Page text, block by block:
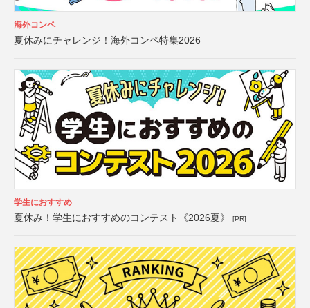
海外コンペ
夏休みにチャレンジ！海外コンペ特集2026
学生におすすめ
夏休み！学生におすすめのコンテスト《2026夏》 [PR]